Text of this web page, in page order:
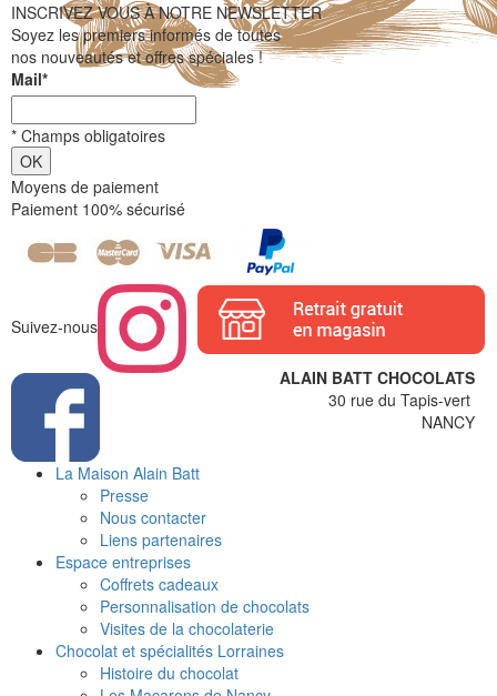
INSCRIVEZ VOUS À NOTRE NEWSLETTER
Soyez les premiers informés de toutes
nos nouveautés et offres spéciales !
Mail*
* Champs obligatoires
Moyens de paiement
Paiement 100% sécurisé
ALAIN BATT CHOCOLATS
30 rue du Tapis-vert
NANCY
Suivez-nous
La Maison Alain Batt
Presse
Nous contacter
Liens partenaires
Espace entreprises
Coffrets cadeaux
Personnalisation de chocolats
Visites de la chocolaterie
Chocolat et spécialités Lorraines
Histoire du chocolat